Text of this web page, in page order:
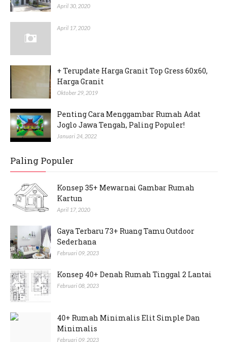
April 30, 2020
April 17, 2020
+ Terupdate Harga Granit Top Gress 60x60,
Harga Granit
Oktober 29, 2019
Penting Cara Menggambar Rumah Adat
Joglo Jawa Tengah, Paling Populer!
Januari 24, 2022
Paling Populer
Konsep 35+ Mewarnai Gambar Rumah
Kartun
April 17, 2020
Gaya Terbaru 73+ Ruang Tamu Outdoor
Sederhana
Februari 09, 2023
Konsep 40+ Denah Rumah Tinggal 2 Lantai
Februari 08, 2023
40+ Rumah Minimalis Elit Simple Dan
Minimalis
Februari 09, 2023